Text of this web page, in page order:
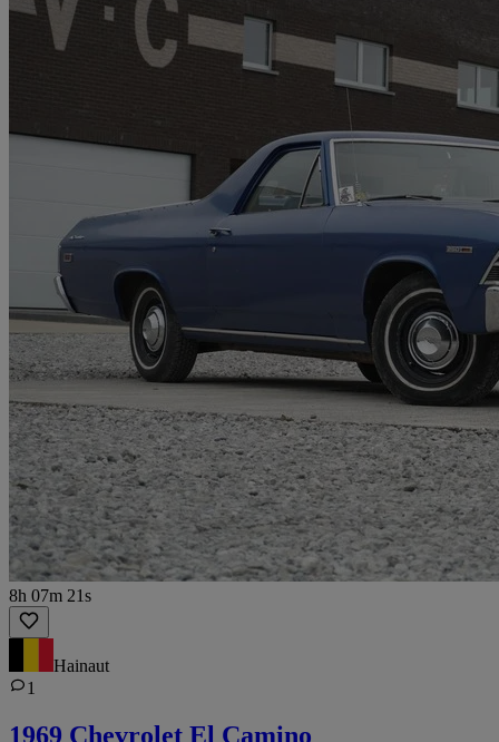
8h 07m 21s
Hainaut
1
1969 Chevrolet El Camino